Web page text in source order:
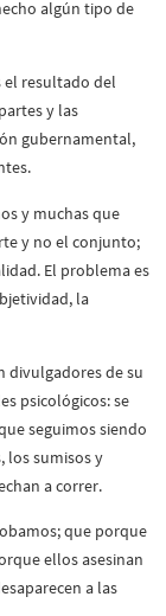
algún tipo de
el resultado del
y las
gubernamental,
y muchas que
y no el conjunto;
El problema es
la
divulgadores de su
psicológicos: se
que seguimos siendo
los sumisos y
a correr.
que porque
ellos asesinan
a las